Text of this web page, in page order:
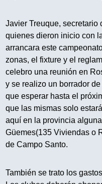
Javier Treuque, secretario
quienes dieron inicio con
arrancara este
zonas, el fixture y el
celebro una reunión en
y se realizo un borrador
que esperar hasta el
que las mismas solo
aquí en la provincia
Güemes(135 Viviendas o
de Campo Santo.
También se trato los